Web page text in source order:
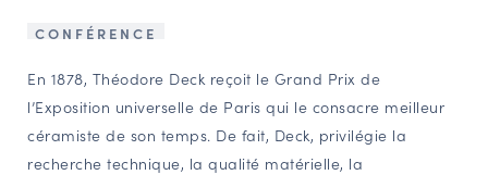
Espace acteurs
NAVIGATION FILTRÉE « ACTEURS »
CONFÉRENCE
En 1878, Théodore Deck reçoit le Grand Prix de
l’Exposition universelle de Paris qui le consacre meilleur
céramiste de son temps. De fait, Deck, privilégie la
recherche technique, la qualité matérielle, la